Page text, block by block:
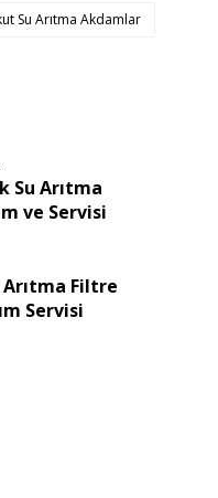
Su Arıtma Akdamlar
Su Arıtma
ve Servisi
Filtre
Servisi